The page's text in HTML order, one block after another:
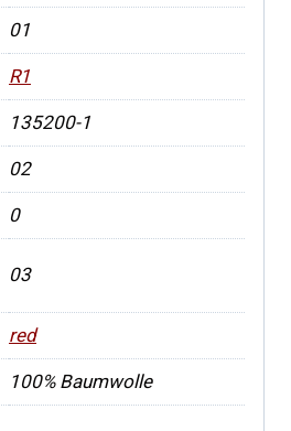
01
R1
135200-1
02
0
03
red
100% Baumwolle